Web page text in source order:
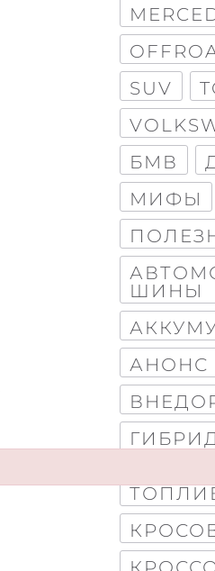
SUV
БМВ
МИФЫ
ШИНЫ
АНОНС
КАК